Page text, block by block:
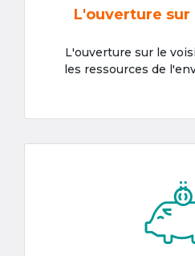
L'ouverture sur
L'ouverture sur le
les ressources de